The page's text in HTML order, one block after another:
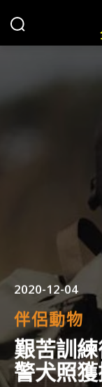
2020-12-04
伴侶動物
艱苦訓
警犬照